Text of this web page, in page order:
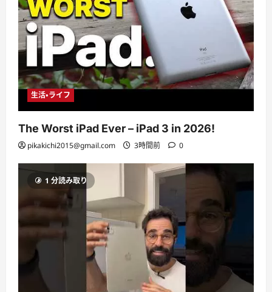
生活・ライフ
The Worst iPad Ever – iPad 3 in 2026!
pikakichi2015@gmail.com 3時間前 0
1 分読み取り